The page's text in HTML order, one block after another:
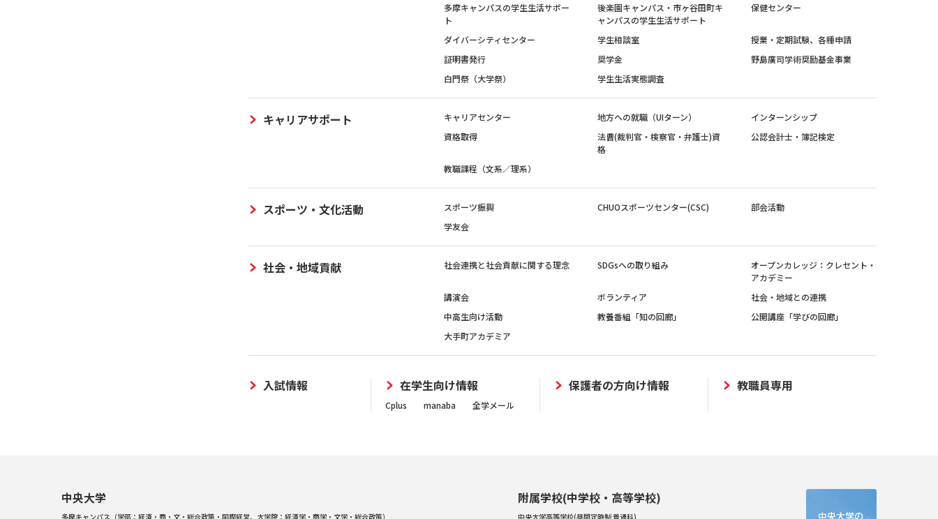
多摩キャンパスの学生生活サポー
ト
後楽園キャンパス・市ヶ谷田町キ
ャンパスの学生生活サポート
保健センター
ダイバーシティセンター 学生相談室
授業・定期試験、各種申請
証明書発行
奨学金
野島廣司学術奨励基金事業
白門祭（大学祭）
学生生活実態調査
キャリアサポート キャリアセンター 地方への就職（UIターン）
インターンシップ
資格取得
法曹(裁判官・検察官・弁護士)資
格
公認会計士・簿記検定
教職課程（文系／理系）
スポーツ・文化活動 スポーツ振興 CHUOスポーツセンター(CSC)
部会活動
学友会
社会・地域貢献 社会連携と社会貢献に関する理念 SDGsへの取り組み
オープンカレッジ：クレセント・
アカデミー
講演会
ボランティア
社会・地域との連携
中高生向け活動
教養番組「知の回廊」
公開講座「学びの回廊」
大手町アカデミア
入試情報 在学生向け情報
Cplus manaba 全学メール
保護者の方向け情報 教職員専用
中央大学
多摩キャンパス（学部：経済・商・文・総合政策・国際経営、大学院：経済学・商学・文学・総合政策）
附属学校(中学校・高等学校)
中央大学高等学校(昼間定時制 普通科)